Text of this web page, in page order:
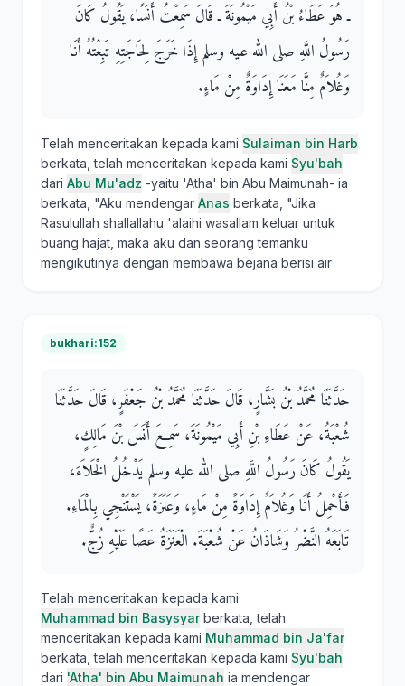
ـ هُوَ عَطَاءُ بْنُ أَبِي مَيْمُونَةَ ـ قَالَ سَمِعْتُ أَنَسًا، يَقُولُ كَانَ
رَسُولُ اللَّهِ صلى الله عليه وسلم إِذَا خَرَجَ لِحَاجَتِهِ تَبِعْتُهُ أَنَا
وَغُلاَمٌ مِنَّا مَعَنَا إِدَاوَةٌ مِنْ مَاءٍ‏.‏
Telah menceritakan kepada kami Sulaiman bin Harb
berkata, telah menceritakan kepada kami Syu'bah
dari Abu Mu'adz -yaitu 'Atha' bin Abu Maimunah- ia
berkata, "Aku mendengar Anas berkata, "Jika
Rasulullah shallallahu 'alaihi wasallam keluar untuk
buang hajat, maka aku dan seorang temanku
mengikutinya dengan membawa bejana berisi air
bukhari:152
حَدَّثَنَا مُحَمَّدُ بْنُ بَشَّارٍ، قَالَ حَدَّثَنَا مُحَمَّدُ بْنُ جَعْفَرٍ، قَالَ حَدَّثَنَا
شُعْبَةُ، عَنْ عَطَاءِ بْنِ أَبِي مَيْمُونَةَ، سَمِعَ أَنَسَ بْنَ مَالِكٍ،
يَقُولُ كَانَ رَسُولُ اللَّهِ صلى الله عليه وسلم يَدْخُلُ الْخَلاَءَ،
فَأَحْمِلُ أَنَا وَغُلاَمٌ إِدَاوَةً مِنْ مَاءٍ، وَعَنَزَةً، يَسْتَنْجِي بِالْمَاءِ‏.‏
تَابَعَهُ النَّضْرُ وَشَاذَانُ عَنْ شُعْبَةَ‏.‏ الْعَنَزَةُ عَصًا عَلَيْهِ زُجٌّ‏.‏
Telah menceritakan kepada kami
Muhammad bin Basysyarberkata, telah
menceritakan kepada kami Muhammad bin Ja'far
berkata, telah menceritakan kepada kami Syu'bah
dari 'Atha' bin Abu Maimunah ia mendengar